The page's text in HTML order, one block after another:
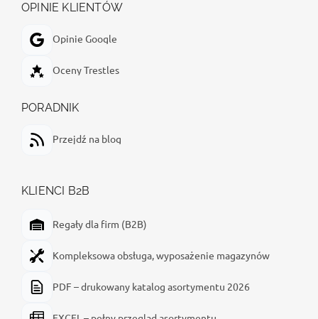
OPINIE KLIENTÓW
Opinie Google
Oceny Trestles
PORADNIK
Przejdź na blog
KLIENCI B2B
Regały dla firm (B2B)
Kompleksowa obsługa, wyposażenie magazynów
PDF – drukowany katalog asortymentu 2026